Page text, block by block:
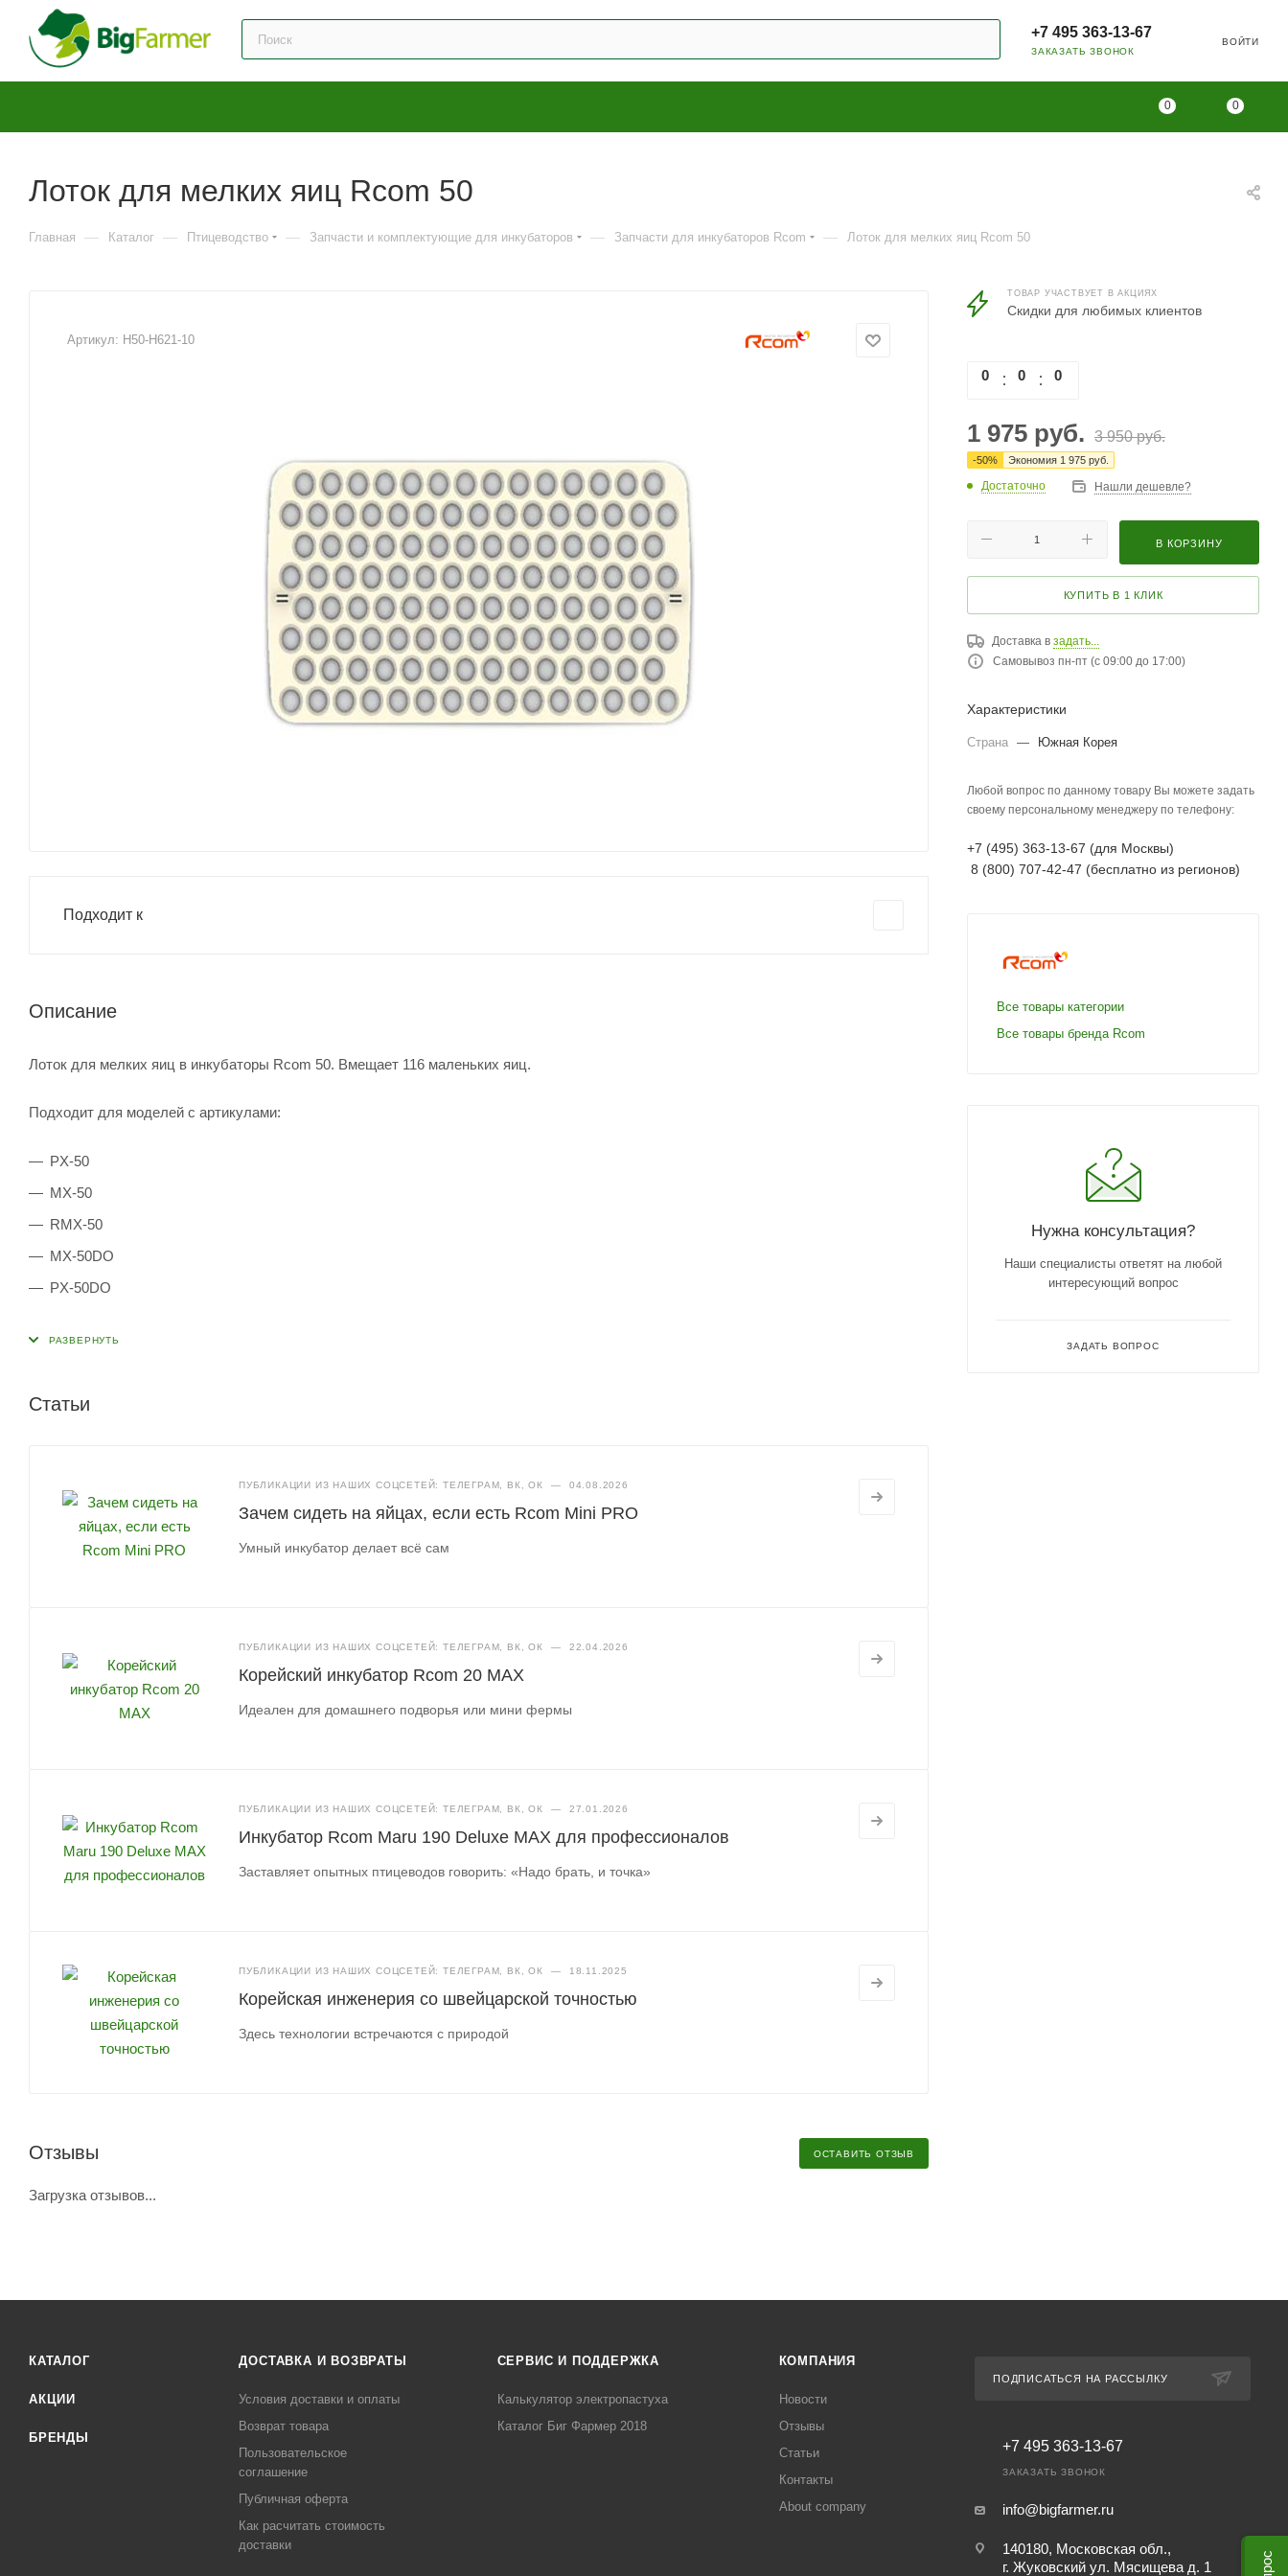
+7 495 363-13-67
ЗАКАЗАТЬ ЗВОНОК
ВОЙТИ
0 0
Лоток для мелких яиц Rcom 50
Главная — Каталог — Птицеводство — Запчасти и комплектующие для инкубаторов — Запчасти для инкубаторов Rcom — Лоток для мелких яиц Rcom 50
Артикул: H50-H621-10
Подходит к
Описание
Лоток для мелких яиц в инкубаторы Rcom 50. Вмещает 116 маленьких яиц.
Подходит для моделей с артикулами:
PX-50
MX-50
RMX-50
MX-50DO
PX-50DO
Статьи
ПУБЛИКАЦИИ ИЗ НАШИХ СОЦСЕТЕЙ: ТЕЛЕГРАМ, ВК, ОК — 04.08.2026
Зачем сидеть на яйцах, если есть Rcom Mini PRO
Умный инкубатор делает всё сам
ПУБЛИКАЦИИ ИЗ НАШИХ СОЦСЕТЕЙ: ТЕЛЕГРАМ, ВК, ОК — 22.04.2026
Корейский инкубатор Rcom 20 MAX
Идеален для домашнего подворья или мини фермы
ПУБЛИКАЦИИ ИЗ НАШИХ СОЦСЕТЕЙ: ТЕЛЕГРАМ, ВК, ОК — 27.01.2026
Инкубатор Rcom Maru 190 Deluxe MAX для профессионалов
Заставляет опытных птицеводов говорить: «Надо брать, и точка»
ПУБЛИКАЦИИ ИЗ НАШИХ СОЦСЕТЕЙ: ТЕЛЕГРАМ, ВК, ОК — 18.11.2025
Корейская инженерия со швейцарской точностью
Здесь технологии встречаются с природой
Отзывы ОСТАВИТЬ ОТЗЫВ
Загрузка отзывов...
ТОВАР УЧАСТВУЕТ В АКЦИЯХ
Скидки для любимых клиентов
0 0 0
1 975 руб. 3 950руб.
-50% Экономия 1 975 руб.
Достаточно Нашли дешевле?
В КОРЗИНУ
КУПИТЬ В 1 КЛИК
Доставка в задать...
Самовывоз пн-пт (с 09:00 до 17:00)
Характеристики
Страна — Южная Корея
Любой вопрос по данному товару Вы можете задать
своему персональному менеджеру по телефону:
+7 (495) 363-13-67 (для Москвы)
8 (800) 707-42-47 (бесплатно из регионов)
Все товары категории
Все товары бренда Rcom
Нужна консультация?
Наши специалисты ответят на любой
интересующий вопрос
ЗАДАТЬ ВОПРОС
КАТАЛОГ
АКЦИИ
БРЕНДЫ
ДОСТАВКА И ВОЗВРАТЫ
Условия доставки и оплаты
Возврат товара
Пользовательское
соглашение
Публичная оферта
Как расчитать стоимость
доставки
СЕРВИС И ПОДДЕРЖКА
Калькулятор электропастуха
Каталог Биг Фармер 2018
КОМПАНИЯ
Новости
Отзывы
Статьи
Контакты
About company
ПОДПИСАТЬСЯ НА РАССЫЛКУ
+7 495 363-13-67
ЗАКАЗАТЬ ЗВОНОК
info@bigfarmer.ru
140180, Московская обл.,
г. Жуковский ул. Мясищева д. 1